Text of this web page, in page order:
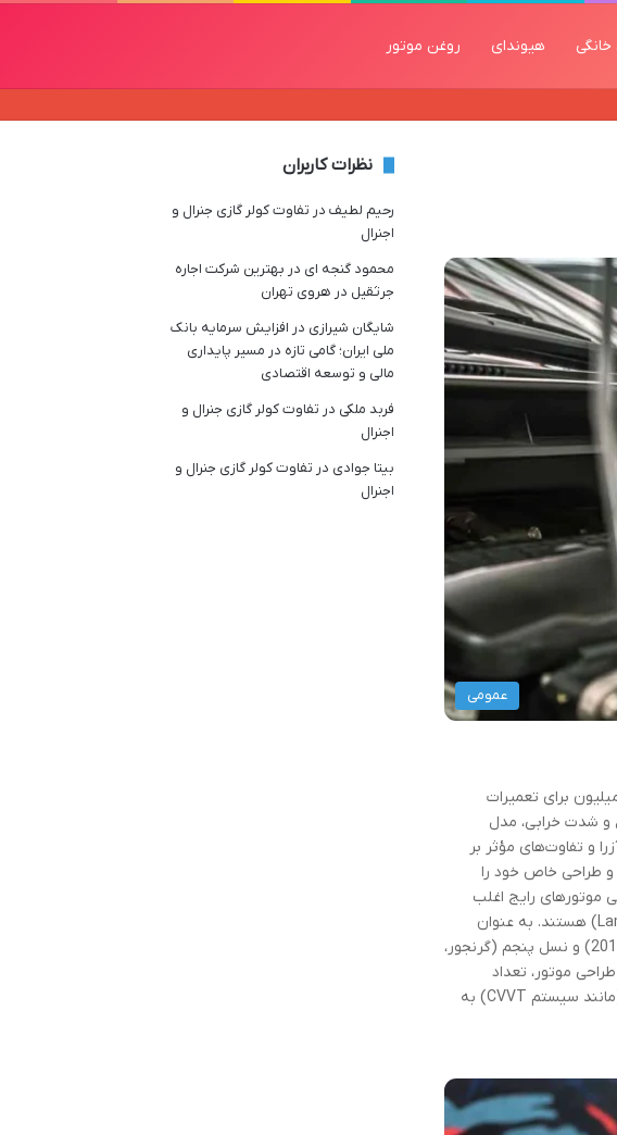
خانگی هیوندای روغن موتور
عمومی
تعمیر موتور هیوندای آزرا می‌تواند از چند میلیون تومان برای مشکلات جزئی و از 140 میلیون تا 150 میلیون برای تعمیرات
و شدت خرابی، مدل
و تفاوت‌های مؤثر بر
طراحی خاص خود را
موتورهای رایج اغلب
مدل‌های هیوندای آزرا که در بازار ایران حضور دارند، مجهز به موتورهای شش سیلندر از خانواده لامبدا (Lambda) هستند. به عنوان
مثال، موتور 3.3 لیتری V6 MPi از جمله رایج‌ترین این پیشرانه‌ها است که در نسل چهارم (مدل‌های 2006 تا 2011) و نسل پنجم (گرنجور،
طراحی موتور، تعداد
سیلندرها، نوع سیستم تایمینگ (مثلاً استفاده از زنجیر تایم به جای تسمه تایم) و تکنولوژی‌های به کار رفته (مانند سیستم CVVT) به
نظرات کاربران
رحیم لطیفدر تفاوت کولر گازی جنرال و
اجنرال
محمود گنجه ای در بهترین شرکت اجاره
جرثقیل در هروی تهران
شایگان شیرازی در افزایش سرمایه بانک
ملی ایران؛ گامی تازه در مسیر پایداری
مالی و توسعه اقتصادی
فربد ملکی در تفاوت کولر گازی جنرال و
اجنرال
بیتا جوادی در تفاوت کولر گازی جنرال و
اجنرال